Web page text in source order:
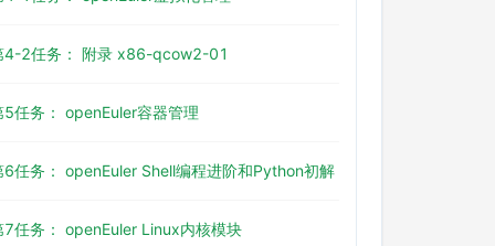
4-2任务： 附录 x86-qcow2-01
5任务： openEuler容器管理
6任务： openEuler Shell编程进阶和Python初解
7任务： openEuler Linux内核模块